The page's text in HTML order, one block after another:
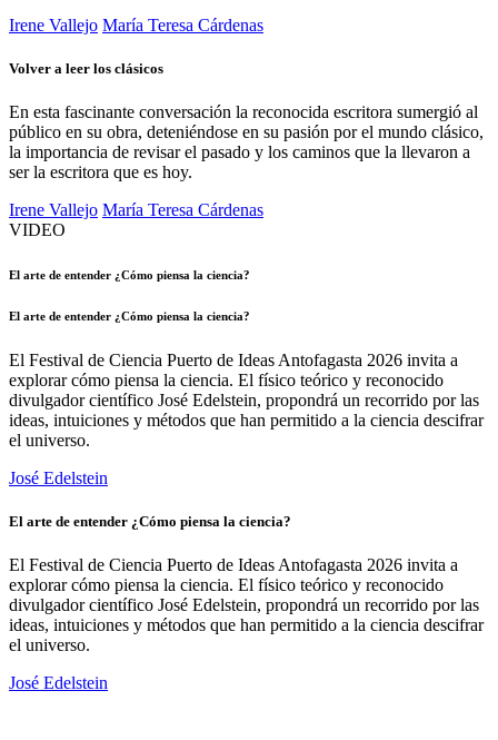
Irene Vallejo María Teresa Cárdenas
Volver a leer los clásicos
En esta fascinante conversación la reconocida escritora sumergió al
público en su obra, deteniéndose en su pasión por el mundo clásico,
la importancia de revisar el pasado y los caminos que la llevaron a
ser la escritora que es hoy.
Irene Vallejo María Teresa Cárdenas
VIDEO
El arte de entender ¿Cómo piensa la ciencia?
El arte de entender ¿Cómo piensa la ciencia?
El Festival de Ciencia Puerto de Ideas Antofagasta 2026 invita a
explorar cómo piensa la ciencia. El físico teórico y reconocido
divulgador científico José Edelstein, propondrá un recorrido por las
ideas, intuiciones y métodos que han permitido a la ciencia descifrar
el universo.
José Edelstein
El arte de entender ¿Cómo piensa la ciencia?
El Festival de Ciencia Puerto de Ideas Antofagasta 2026 invita a
explorar cómo piensa la ciencia. El físico teórico y reconocido
divulgador científico José Edelstein, propondrá un recorrido por las
ideas, intuiciones y métodos que han permitido a la ciencia descifrar
el universo.
José Edelstein